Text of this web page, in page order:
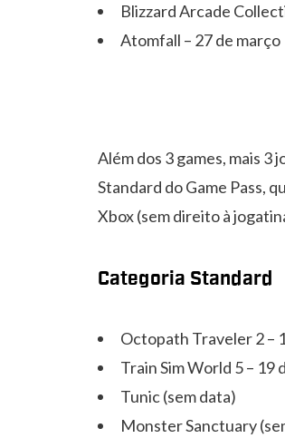
Blizzard Arcade
Atomfall – 27 de março
Além dos 3 games, mais
Standard do Game Pass,
Xbox (sem direito à
Categoria Standard
Octopath Traveler 2 –
Train Sim World 5 – 19
Tunic (sem data)
Monster Sanctuary